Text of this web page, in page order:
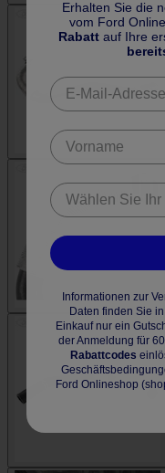
Erhalten Sie die
vom Ford
Rabatt auf Ihre
Informationen zur
Daten finden Sie
Einkauf nur ein
der Anmeldung für
Rabattcodes
Ford Onlineshop